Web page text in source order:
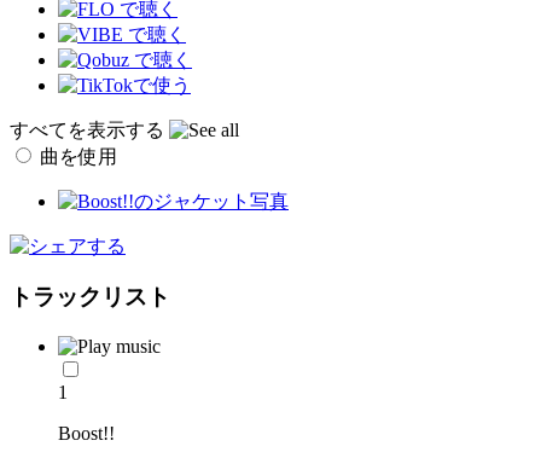
すべてを表示する
曲を使用
トラックリスト
1
Boost!!